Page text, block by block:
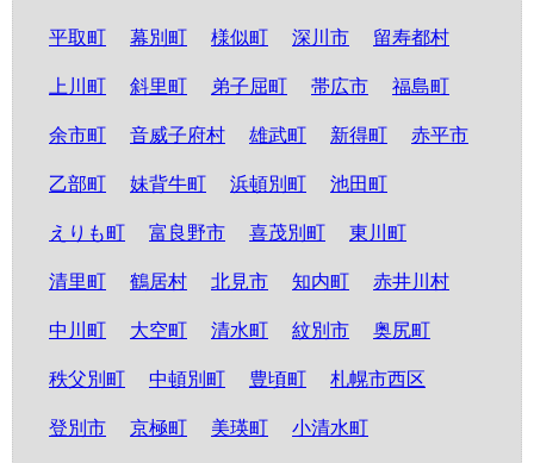
平取町 幕別町 様似町 深川市 留寿都村
上川町 斜里町 弟子屈町 帯広市 福島町
余市町 音威子府村 雄武町 新得町 赤平市
乙部町 妹背牛町 浜頓別町 池田町
えりも町 富良野市 喜茂別町 東川町
清里町 鶴居村 北見市 知内町 赤井川村
中川町 大空町 清水町 紋別市 奥尻町
秩父別町 中頓別町 豊頃町 札幌市西区
登別市 京極町 美瑛町 小清水町